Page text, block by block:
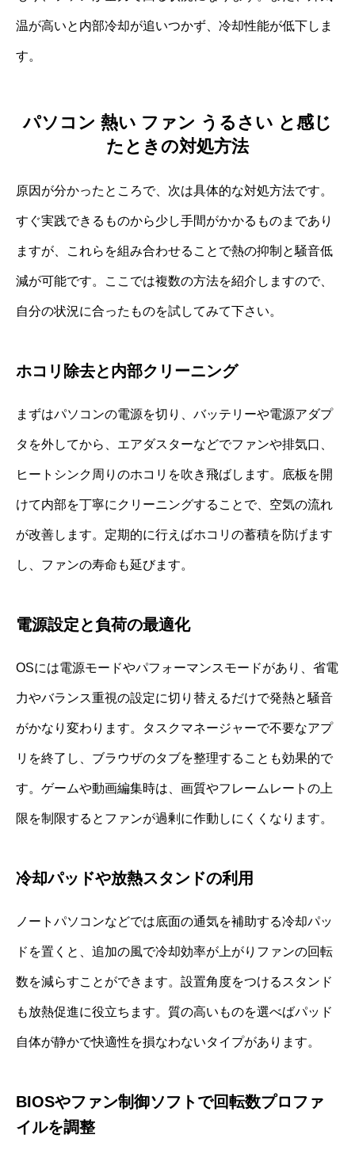
温が高いと内部冷却が追いつかず、冷却性能が低下しま
す。
パソコン 熱い ファン うるさい と感じ
たときの対処方法
原因が分かったところで、次は具体的な対処方法です。
すぐ実践できるものから少し手間がかかるものまであり
ますが、これらを組み合わせることで熱の抑制と騒音低
減が可能です。ここでは複数の方法を紹介しますので、
自分の状況に合ったものを試してみて下さい。
ホコリ除去と内部クリーニング
まずはパソコンの電源を切り、バッテリーや電源アダプ
タを外してから、エアダスターなどでファンや排気口、
ヒートシンク周りのホコリを吹き飛ばします。底板を開
けて内部を丁寧にクリーニングすることで、空気の流れ
が改善します。定期的に行えばホコリの蓄積を防げます
し、ファンの寿命も延びます。
電源設定と負荷の最適化
OSには電源モードやパフォーマンスモードがあり、省電
力やバランス重視の設定に切り替えるだけで発熱と騒音
がかなり変わります。タスクマネージャーで不要なアプ
リを終了し、ブラウザのタブを整理することも効果的で
す。ゲームや動画編集時は、画質やフレームレートの上
限を制限するとファンが過剰に作動しにくくなります。
冷却パッドや放熱スタンドの利用
ノートパソコンなどでは底面の通気を補助する冷却パッ
ドを置くと、追加の風で冷却効率が上がりファンの回転
数を減らすことができます。設置角度をつけるスタンド
も放熱促進に役立ちます。質の高いものを選べばパッド
自体が静かで快適性を損なわないタイプがあります。
BIOSやファン制御ソフトで回転数プロファ
イルを調整